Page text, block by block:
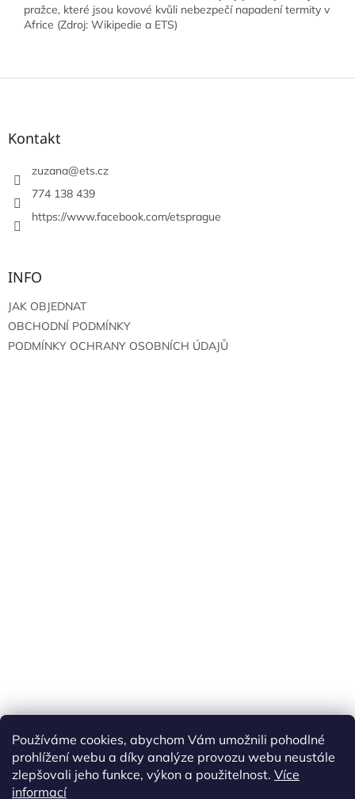
Používáme cookies, abychom Vám umožnili pohodlné
prohlížení webu a díky analýze provozu webu neustále
zlepšovali jeho funkce, výkon a použitelnost. Více
informací
pražce, které jsou kovové kvůli nebezpečí napadení termity v
Africe (Zdroj: Wikipedie a ETS)
Z
Kontakt
zuzana@ets.cz
774 138 439
https://www.facebook.com/etsprague
INFO
JAK OBJEDNAT
OBCHODNÍ PODMÍNKY
PODMÍNKY OCHRANY OSOBNÍCH ÚDAJŮ